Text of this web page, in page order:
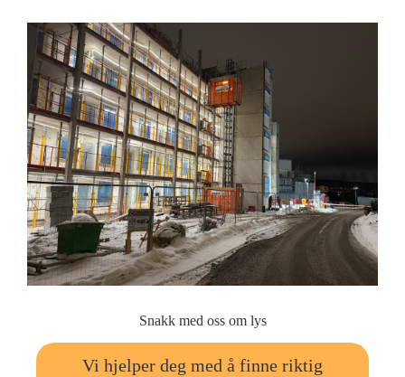
Snakk med oss om lys
Vi hjelper deg med å finne riktig